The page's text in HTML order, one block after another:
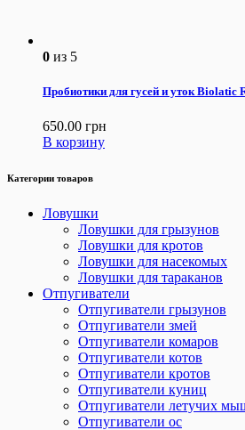
0 из 5
Пробиотики для гусей и уток Biolatic
650.00 грн
В корзину
Категории товаров
Ловушки
Ловушки для грызунов
Ловушки для кротов
Ловушки для насекомых
Ловушки для тараканов
Отпугиватели
Отпугиватели грызунов
Отпугиватели змей
Отпугиватели комаров
Отпугиватели котов
Отпугиватели кротов
Отпугиватели куниц
Отпугиватели летучих
Отпугиватели ос